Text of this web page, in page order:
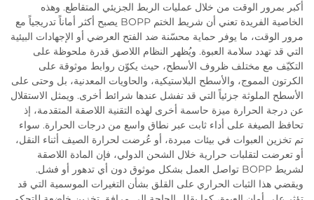
أكبر بمرور الوقت من خلال عمليات الربط الجزيئي المتقاطع. وهذه
الخاصية الفريدة تعني أن شريط الختم BOPP يصبح أكثر أماناً تدريجياً مع
مرور الوقت، ما يوفر حماية محسّنة ضد الفتح العرضي أو الإجهادات البيئية
التي قد تهدد سلامة العبوة. ويُظهر النظام اللاصق قدرة ملحوظة على
التكيّف مع مختلف ظروف الأسطح، حيث يكوّن روابط موثوقة على
الكرتون المموج، والأسطح البلاستيكية، والحاويات المعدنية، بل وحتى على
الأسطح الملوثة جزئياً التي قد تفشل عندها شرائط أخرى. ويمثل الاستقلال
عن درجة الحرارة ميزة حاسمة أخرى لهذه التقنية اللاصقة المتقدمة، إذ
تحافظ الصيغة على أداء ثابت عبر نطاق واسع من درجات الحرارة. سواء
تم تخزين العبوات في بيئات مبردة، أو عُرضت لحرارة الصيف أثناء النقل،
أو تعرضت لتقلبات حرارية خلال الشحن الدولي، فإن المادة اللاصقة
لشريط BOPP تواصل العمل بشكل موثوق دون أي تدهور أو فشل.
ويقضي هذا الثبات الحراري على القلق بشأن التغيرات الموسمية التي قد